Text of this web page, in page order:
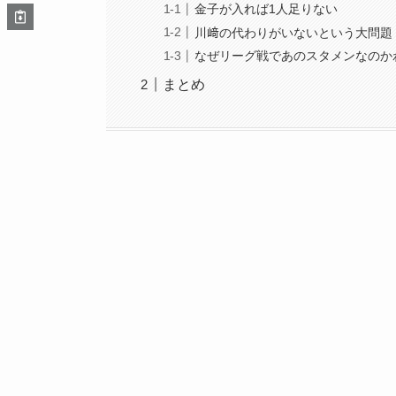
金子が入れば1人足りない
川﨑の代わりがいないという大問題
なぜリーグ戦であのスタメンなの
まとめ